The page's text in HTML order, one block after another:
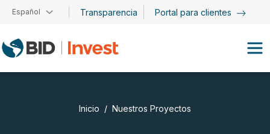
Pasar al contenido principal
Español Transparencia Portal para clientes
Inicio Nuestros Proyectos